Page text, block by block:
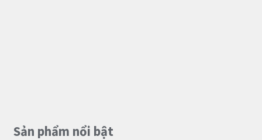
Sản phẩm nổi bật